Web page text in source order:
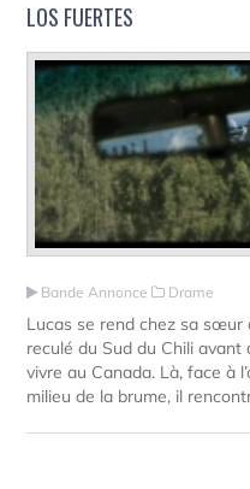
LOS FUERTES
Bande Annonce Drame
Lucas se rend chez sa sœur
reculé du Sud du Chili avant
vivre au Canada. Là, face à
milieu de la brume, il